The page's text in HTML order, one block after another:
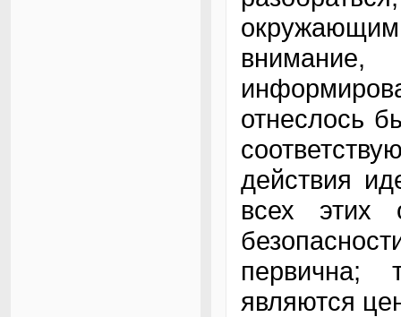
отнеслось
действия
всех этих
первична;
являются